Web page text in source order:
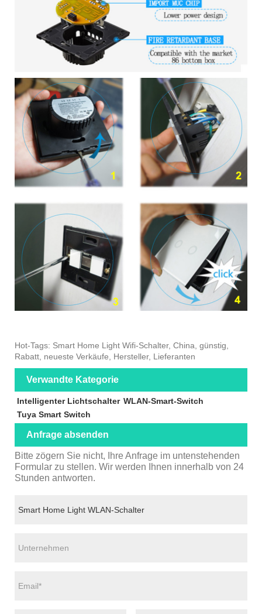
Hot-Tags: Smart Home Light Wifi-Schalter, China, günstig,
Rabatt, neueste Verkäufe, Hersteller, Lieferanten
Verwandte Kategorie
Intelligenter Lichtschalter WLAN-Smart-Switch
Tuya Smart Switch
Anfrage absenden
Bitte zögern Sie nicht, Ihre Anfrage im untenstehenden
Formular zu stellen. Wir werden Ihnen innerhalb von 24
Stunden antworten.